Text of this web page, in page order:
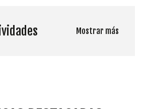
Mostrar más